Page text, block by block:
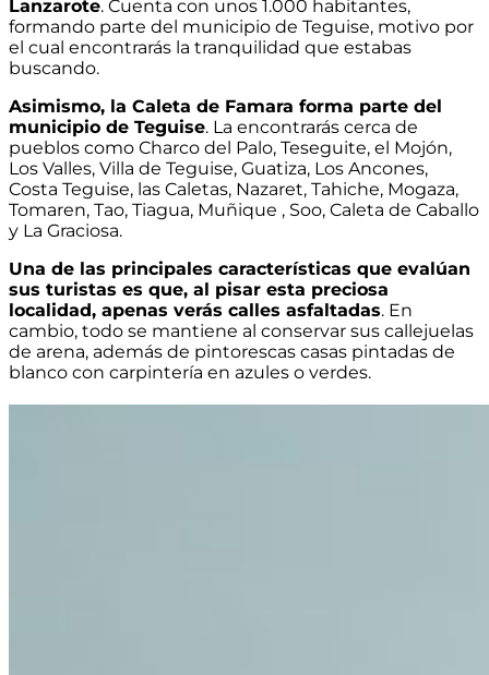
Lanzarote. Cuenta con unos 1.000 habitantes,
formando parte del municipio de Teguise, motivo por
el cual encontrarás la tranquilidad que estabas
buscando.
Asimismo, la Caleta de Famara forma parte del
municipio de Teguise. La encontrarás cerca de
pueblos como Charco del Palo, Teseguite, el Mojón,
Los Valles, Villa de Teguise, Guatiza, Los Ancones,
Costa Teguise, las Caletas, Nazaret, Tahiche, Mogaza,
Tomaren, Tao, Tiagua, Muñique , Soo, Caleta de Caballo
y La Graciosa.
Una de las principales características que evalúan
sus turistas es que, al pisar esta preciosa
localidad, apenas verás calles asfaltadas. En
cambio, todo se mantiene al conservar sus callejuelas
de arena, además de pintorescas casas pintadas de
blanco con carpintería en azules o verdes.